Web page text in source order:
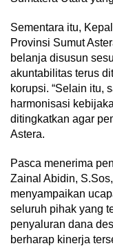
Sementara itu,
Provinsi Sumut
belanja disusun
akuntabilitas terus
korupsi. “Selain itu,
harmonisasi
ditingkatkan agar
Astera.
Pasca menerima
Zainal Abidin,
menyampaikan
seluruh pihak yang
penyaluran dana
berharap kinerja